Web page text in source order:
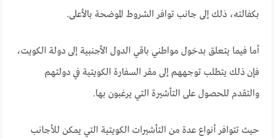
بكفالته، ذلك إلى جانب توافر الشروط الموضحة بالأعلى.
أما فيما يتعلق بدخول مواطني باقي الدول الأجنبية إلى دولة الكويت،
فإن ذلك يتطلب توجههم إلى مقر السفارة الكويتية في دولتهم
والتقدم للحصول على التأشيرة التي يرغبون بها.
حيث تتوافر أنواع عدة من التأشيرات الكويتية التي يمكن للأجانب